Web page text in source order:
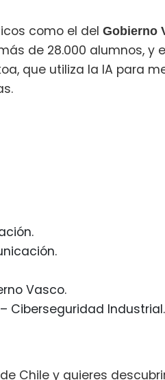
como el del Gobierno
de 28.000 alumnos, y
que utiliza la IA para
Vasco.
Ciberseguridad Industrial.
Chile y quieres